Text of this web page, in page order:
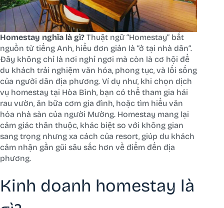
Homestay nghĩa là gì? Thuật ngữ “Homestay” bắt
nguồn từ tiếng Anh, hiểu đơn giản là “ở tại nhà dân”.
Đây không chỉ là nơi nghỉ ngơi mà còn là cơ hội để
du khách trải nghiệm văn hóa, phong tục, và lối sống
của người dân địa phương. Ví dụ như, khi chọn dịch
vụ homestay tại Hòa Bình, bạn có thể tham gia hái
rau vườn, ăn bữa cơm gia đình, hoặc tìm hiểu văn
hóa nhà sàn của người Mường. Homestay mang lại
cảm giác thân thuộc, khác biệt so với không gian
sang trọng nhưng xa cách của resort, giúp du khách
cảm nhận gần gũi sâu sắc hơn về điểm đến địa
phương.
Kinh doanh homestay là